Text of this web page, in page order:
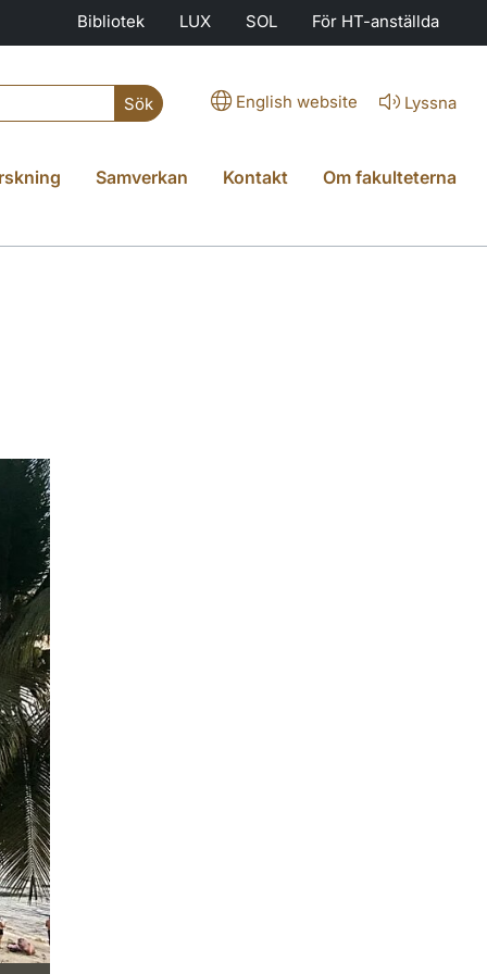
Bibliotek LUX SOL För HT-anställda
Sök English website Lyssna
Samverkan Kontakt Om fakulteterna